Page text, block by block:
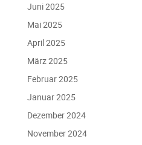
Juni 2025
Mai 2025
April 2025
März 2025
Februar 2025
Januar 2025
Dezember 2024
November 2024